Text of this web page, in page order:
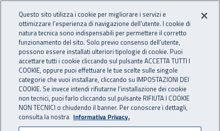
INAIL - Istituto Nazionale
Apri cerca
Navigazione principale
Navigazione - Ti trovi in:
Home Inail comunica News
07 maggio 2019
Questo sito utilizza i cookie per migliorare i servizi e
ottimizzare l’esperienza di navigazione dell’utente. I cookie di
natura tecnica sono indispensabili per permettere il corretto
funzionamento del sito. Solo previo consenso dell’utente,
possono essere installati ulteriori tipologie di cookie. Puoi
accettare tutti i cookie cliccando sul pulsante ACCETTA TUTTI I
COOKIE, oppure puoi effettuare le tue scelte sulle singole
categorie che vuoi installare, cliccando su IMPOSTAZIONI DEI
COOKIE. Se invece intendi rifiutarne l’installazione dei cookie
non tecnici, puoi farlo cliccando sul pulsante RIFIUTA I COOKIE
NON TECNICI o chiudendo il banner. Per conoscere i dettagli,
consulta la nostra Informativa Privacy.